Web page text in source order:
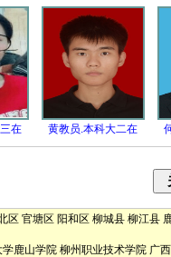
在 黄教员.本科大二在
区 官塘区 阳和区 柳城县 柳江县
学鹿山学院 柳州职业技术学院 广